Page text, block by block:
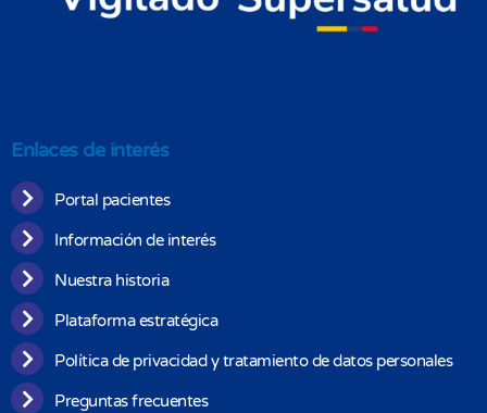
Enlaces de interés
Portal pacientes
Información de interés
Nuestra historia
Plataforma estratégica
Política de privacidad y tratamiento de datos personales
Preguntas frecuentes